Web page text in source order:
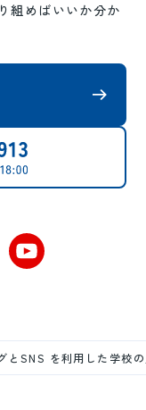
組めばいいか分か
とSNS を利用した学校